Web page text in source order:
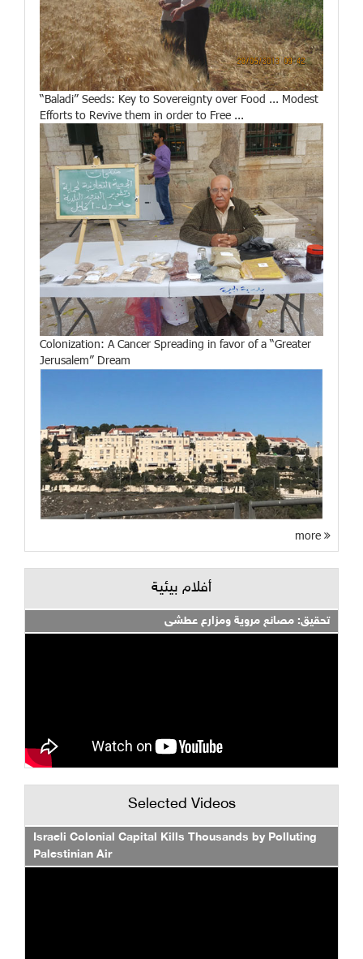
“Baladi” Seeds: Key to Sovereignty over Food ... Modest
Efforts to Revive them in order to Free ...
Colonization: A Cancer Spreading in favor of a “Greater
Jerusalem” Dream
أفلام بيئية
تحقيق: مصانع مروية ومزارع عطشى
Selected Videos
Israeli Colonial Capital Kills Thousands by Polluting
Palestinian Air